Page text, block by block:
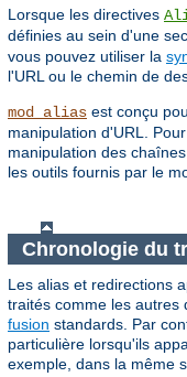
Lorsque les directives
définies au sein d'une
vous pouvez utiliser la
l'URL ou le chemin de
mod_alias est conçu
manipulation d'URL.
manipulation des
les outils fournis par le
Chronologie du
Les alias et redirections
traités comme les autres
fusion standards. Par
particulière lorsqu'ils
exemple, dans la même